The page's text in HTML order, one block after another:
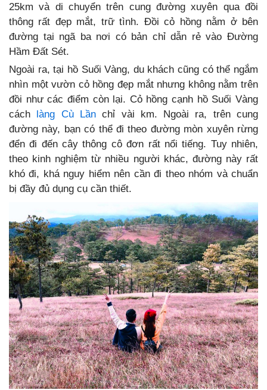
25km và di chuyển trên cung đường xuyên qua đồi
thông rất đẹp mắt, trữ tình. Đồi cỏ hồng nằm ở bên
đường tại ngã ba nơi có bản chỉ dẫn rẻ vào Đường
Hầm Đất Sét.
Ngoài ra, tại hồ Suối Vàng, du khách cũng có thể ngắm
nhìn một vườn cỏ hồng đẹp mắt nhưng không nằm trên
đồi như các điểm còn lại. Cỏ hồng cạnh hồ Suối Vàng
cách làng Cù Lầnchỉ vài km. Ngoài ra, trên cung
đường này, bạn có thể đi theo đường mòn xuyên rừng
đển đi đến cây thông cô đơn rất nổi tiếng. Tuy nhiên,
theo kinh nghiệm từ nhiều người khác, đường này rất
khó đi, khá nguy hiểm nên cần đi theo nhóm và chuẩn
bị đầy đủ dụng cụ cần thiết.